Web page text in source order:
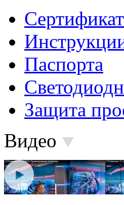
Паспорта
Защита
Видео